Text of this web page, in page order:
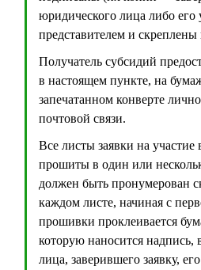
юридического лица либо
представителем и
Получатель субсидий
в настоящем пункте, на
запечатанном конверте
почтовой связи.
Все листы заявки на
прошиты в один или
должен быть пронумерован
каждом листе, начиная с
прошивки проклеивается
которую наносится
лица, заверившего заявку,